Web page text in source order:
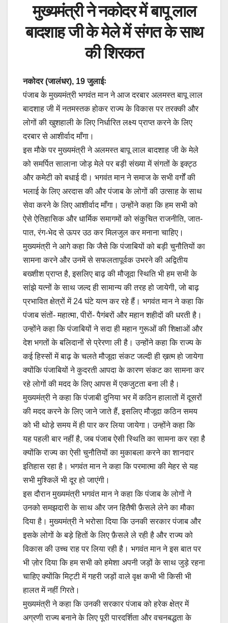
मुख्यमंत्री ने नकोदर में बापू लाल
बादशाह जी के मेले में संगत के साथ
की शिरकत
नकोदर (जालंधर), 19 जुलाईः
पंजाब के मुख्यमंत्री भगवंत मान ने आज दरबार अलमस्त बापू लाल
बादशाह जी में नतमस्तक होकर राज्य के विकास पर तरक्की और
लोगों की खुशहाली के लिए निर्धारित लक्ष्य प्राप्त करने के लिए
दरबार से आशीर्वाद माँगा।
इस मौके पर मुख्यमंत्री ने अलमस्त बापू लाल बादशाह जी के मेले
को समर्पित सालाना जोड़ मेले पर बड़ी संख्या में संगतों के इक्ट्ठ
और कमेटी को बधाई दी। भगवंत मान ने समाज के सभी वर्गों की
भलाई के लिए अरदास की और पंजाब के लोगों की उत्साह के साथ
सेवा करने के लिए आशीर्वाद माँगा। उन्होंने कहा कि हम सभी को
ऐसे ऐतिहासिक और धार्मिक समागमों को संकुचित राजनीति, जात-
पात, रंग-भेद से ऊपर उठ कर मिलजुल कर मनाना चाहिए।
मुख्यमंत्री ने आगे कहा कि जैसे कि पंजाबियों को बड़ी चुनौतियों का
सामना करने और उनमें से सफलतापूर्वक उभरने की अद्वितीय
बख्शीश प्राप्त है, इसलिए बाढ़ की मौजूदा स्थिति भी हम सभी के
सांझे यत्नों के साथ जल्द ही सामान्य की तरह हो जायेगी, जो बाढ़
प्रभावित क्षेत्रों में 24 घंटे यत्न कर रहे हैं। भगवंत मान ने कहा कि
पंजाब संतों- महात्मा, पीरों- पैगंबरों और महान शहीदों की धरती है।
उन्होंने कहा कि पंजाबियों ने सदा ही महान गुरूओं की शिक्षाओं और
देश भगतों के बलिदानों से प्रेरणा ली है। उन्होंने कहा कि राज्य के
कई हिस्सों में बाढ़ के चलते मौजूदा संकट जल्दी ही ख़त्म हो जायेगा
क्योंकि पंजाबियों ने कुदरती आपदा के कारण संकट का सामना कर
रहे लोगों की मदद के लिए आपस में एकजुटता बना ली है।
मुख्यमंत्री ने कहा कि पंजाबी दुनिया भर में कठिन हालातों में दूसरों
की मदद करने के लिए जाने जाते हैं, इसलिए मौजूदा कठिन समय
को भी थोड़े समय में ही पार कर लिया जायेगा। उन्होंने कहा कि
यह पहली बार नहीं है, जब पंजाब ऐसी स्थिति का सामना कर रहा है
क्योंकि राज्य का ऐसी चुनौतियों का मुकाबला करने का शानदार
इतिहास रहा है। भगवंत मान ने कहा कि परमात्मा की मेहर से यह
सभी मुश्किलें भी दूर हो जाएंगी।
इस दौरान मुख्यमंत्री भगवंत मान ने कहा कि पंजाब के लोगों ने
उनको समझदारी के साथ और जन हितैषी फ़ैसले लेने का मौका
दिया है। मुख्यमंत्री ने भरोसा दिया कि उनकी सरकार पंजाब और
इसके लोगों के बड़े हितों के लिए फ़ैसले ले रही है और राज्य को
विकास की उच्च राह पर लिया रही है। भगवंत मान ने इस बात पर
भी ज़ोर दिया कि हम सभी को हमेशा अपनी जड़ों के साथ जुड़े रहना
चाहिए क्योंकि मिट्टी में गहरी जड़ों वाले वृक्ष कभी भी किसी भी
हालत में नहीं गिरते।
मुख्यमंत्री ने कहा कि उनकी सरकार पंजाब को हरेक क्षेत्र में
अग्रणी राज्य बनाने के लिए पूरी पारदर्शिता और वचनबद्धता के